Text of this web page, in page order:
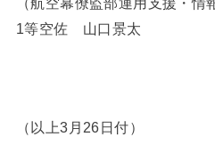
1等空佐 山口景太
（以上3月26日付）